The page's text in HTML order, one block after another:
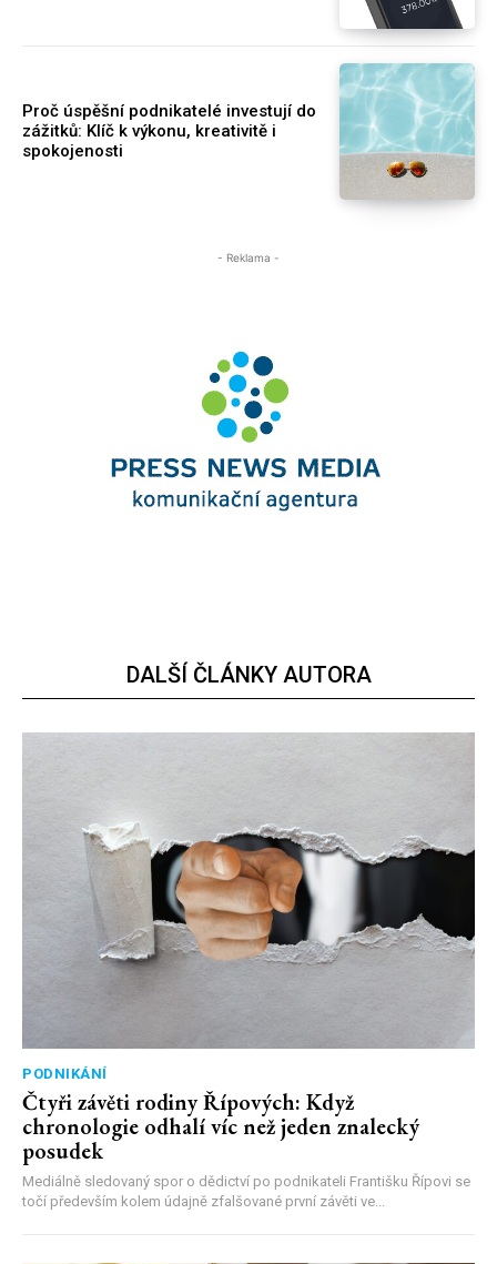
Proč úspěšní podnikatelé investují do
zážitků: Klíč k výkonu, kreativitě i
spokojenosti
- Reklama -
DALŠÍ ČLÁNKY AUTORA
PODNIKÁNÍ
Čtyři závěti rodiny Řípových: Když
chronologie odhalí víc než jeden znalecký
posudek
Mediálně sledovaný spor o dědictví po podnikateli Františku Řípovi se
točí především kolem údajně zfalšované první závěti ve...